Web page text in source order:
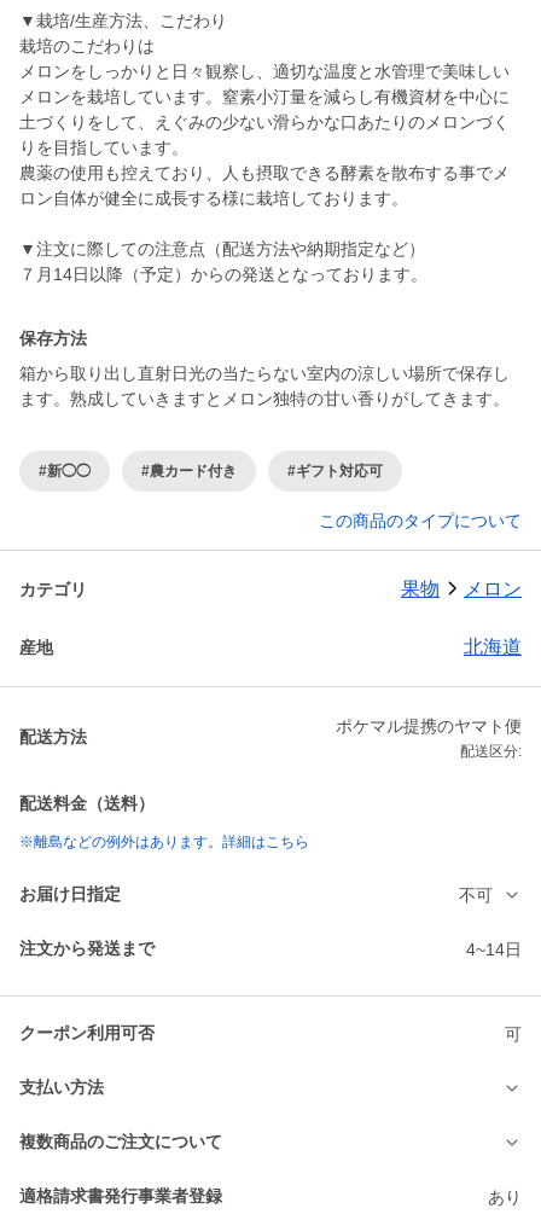
▼栽培/生産方法、こだわり
栽培のこだわりは
メロンをしっかりと日々観察し、適切な温度と水管理で美味しい
メロンを栽培しています。窒素小汀量を減らし有機資材を中心に
土づくりをして、えぐみの少ない滑らかな口あたりのメロンづく
りを目指しています。
農薬の使用も控えており、人も摂取できる酵素を散布する事でメ
ロン自体が健全に成長する様に栽培しております。
▼注文に際しての注意点（配送方法や納期指定など）
７月14日以降（予定）からの発送となっております。
保存方法
箱から取り出し直射日光の当たらない室内の涼しい場所で保存し
ます。熟成していきますとメロン独特の甘い香りがしてきます。
#新◯◯ #農カード付き #ギフト対応可
この商品のタイプについて
カテゴリ 果物 メロン
産地 北海道
配送方法
ポケマル提携のヤマト便
配送区分:
配送料金（送料）
※離島などの例外はあります。詳細はこちら
お届け日指定 不可
注文から発送まで 4~14日
クーポン利用可否 可
支払い方法
複数商品のご注文について
適格請求書発行事業者登録 あり